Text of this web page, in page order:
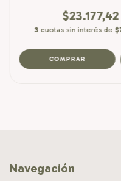
$23.177,42
3 cuotas sin interés de
Navegación